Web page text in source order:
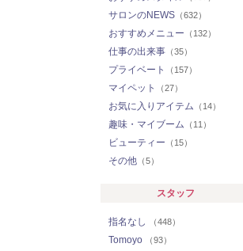
サロンのNEWS （632）
おすすめメニュー （132）
仕事の出来事 （35）
プライベート （157）
マイペット （27）
お気に入りアイテム （14）
趣味・マイブーム （11）
ビューティー （15）
その他 （5）
スタッフ
指名なし （448）
Tomoyo （93）